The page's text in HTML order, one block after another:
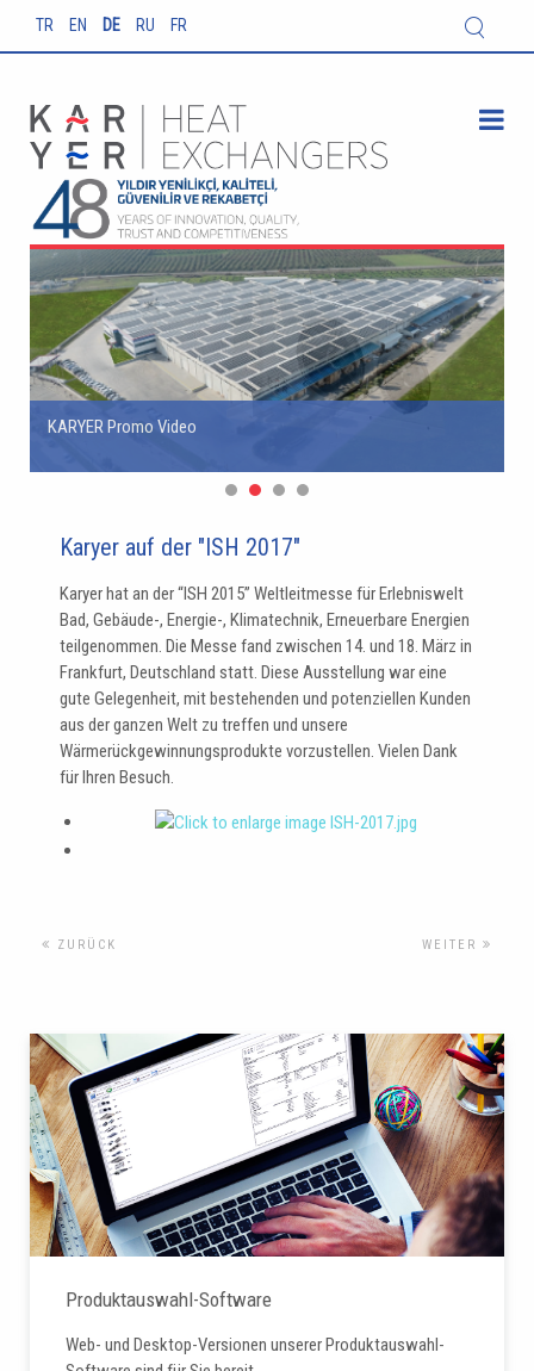
TR EN DE RU FR
KARYER Promo Video
KARYER Promo Video
Sofortlieferung der EA-Serie
Vergessen Sie nicht, unsere neuen
Karyer auf der "ISH 2017"
Karyer hat an der “ISH 2015” Weltleitmesse für Erlebniswelt
Bad, Gebäude-, Energie-, Klimatechnik, Erneuerbare Energien
teilgenommen. Die Messe fand zwischen 14. und 18. März in
Frankfurt, Deutschland statt. Diese Ausstellung war eine
gute Gelegenheit, mit bestehenden und potenziellen Kunden
aus der ganzen Welt zu treffen und unsere
Wärmerückgewinnungsprodukte vorzustellen. Vielen Dank
für Ihren Besuch.
ZURÜCK WEITER
Produktauswahl-Software
Web- und Desktop-Versionen unserer Produktauswahl-